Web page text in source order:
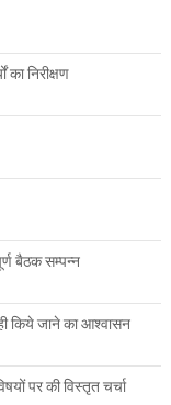
का निरीक्षण
बैठक सम्पन्न
किये जाने का आश्वासन
पर की विस्तृत चर्चा